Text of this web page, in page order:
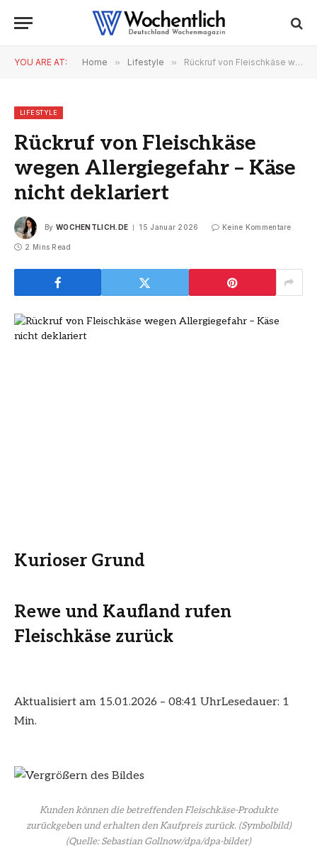
YOU ARE AT: Home » Lifestyle » Rückruf von Fleischkäse wegen Allergiegefahr – Käse nicht deklariert
LIFESTYLE
Rückruf von Fleischkäse
wegen Allergiegefahr – Käse
nicht deklariert
By WOCHENTLICH.DE 15 Januar 2026 Keine Kommentare
2 Mins Read
Kurioser Grund
Rewe und Kaufland rufen
Fleischkäse zurück
Aktualisiert am 15.01.2026 – 08:41 UhrLesedauer: 1
Min.
Kunden können die betreffenden Fleischkäse-Produkte
zurückgeben und erhalten den Kaufpreis zurück. (Symbolbild)
(Quelle: Sebastian Gollnow/dpa/dpa-bilder)